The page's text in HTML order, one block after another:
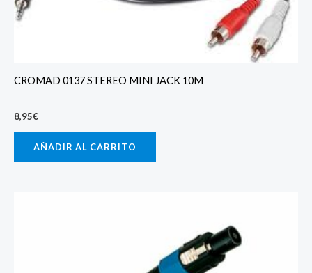
CROMAD 0137 STEREO MINI JACK 10M
8,95€
AÑADIR AL CARRITO